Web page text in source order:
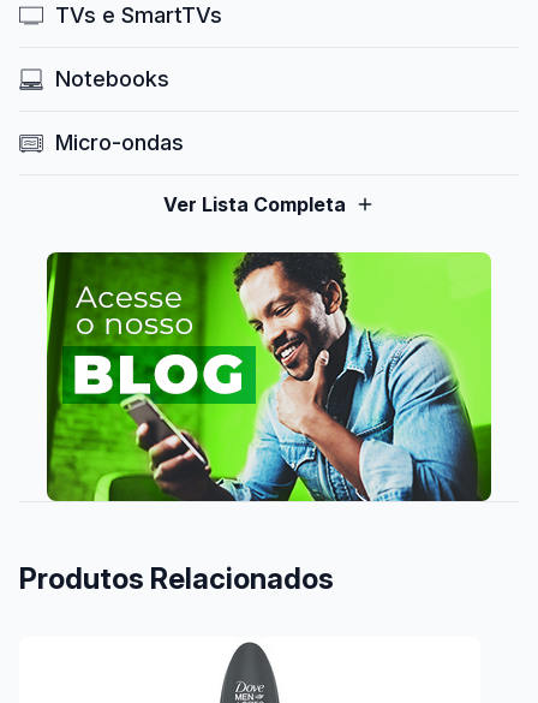
TVs e SmartTVs
Notebooks
Micro-ondas
Ver Lista Completa
Produtos Relacionados